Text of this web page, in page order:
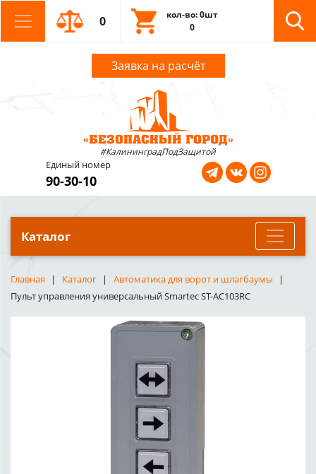
0
кол-во: 0шт
0
Заявка на расчёт
#КалининградПодЗащитой
Единый номер
90-30-10
Каталог
Главная Каталог
Автоматика для ворот и шлагбаумы
Пульт управления универсальный Smartec ST-AC103RC